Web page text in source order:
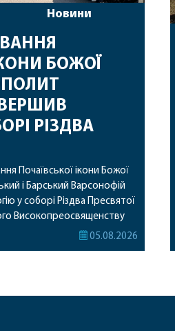
Новини
БОЖОЇ
РІЗДВА
Почаївської ікони Божої
і Барський Варсонофій
у соборі Різдва Пресвятої
Високопреосвященству
благочинні, духовенство
05.08.2026